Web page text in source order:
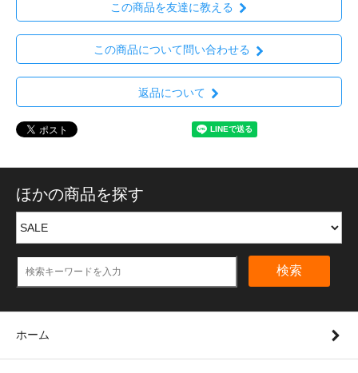
この商品を友達に教える
この商品について問い合わせる
返品について
ほかの商品を探す
検索
ホーム